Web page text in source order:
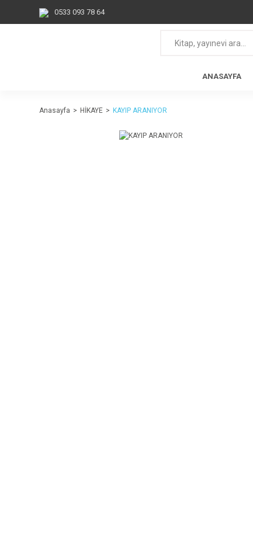
0533 093 78 64
ANASAYFA
Anasayfa HİKAYE KAYIP ARANIYOR